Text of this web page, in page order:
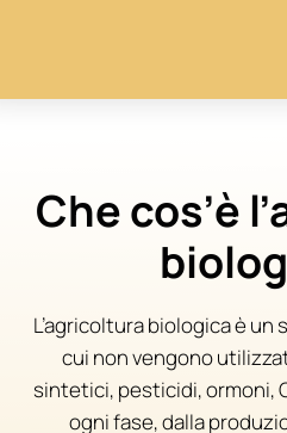
Che cos’è
L’agricoltura biologica è
cui non vengono
sintetici, pesticidi, ormoni,
ogni fase, dalla